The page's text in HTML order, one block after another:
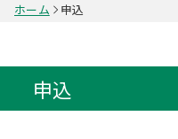
ホーム 申込
申込